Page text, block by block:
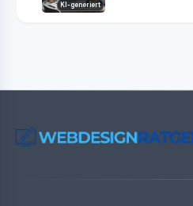
KI-generiert